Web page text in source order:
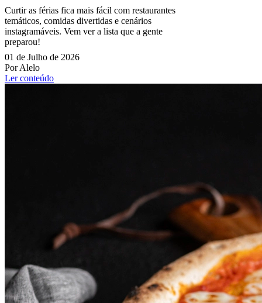
Curtir as férias fica mais fácil com restaurantes
temáticos, comidas divertidas e cenários
instagramáveis. Vem ver a lista que a gente
preparou!
01 de Julho de 2026
Por Alelo
Ler conteúdo